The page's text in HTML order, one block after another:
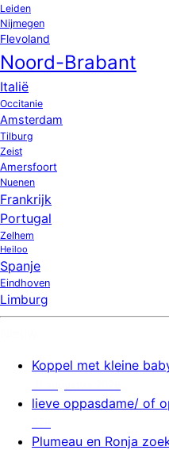
Leiden
Nijmegen
Flevoland
Noord-Brabant
Italië
Occitanie
Amsterdam
Tilburg
Zeist
Amersfoort
Nuenen
Frankrijk
Portugal
Zelhem
Heiloo
Spanje
Eindhoven
Limburg
Koppel met kleine
lieve oppasdame/ of
Plumeau en Ronja